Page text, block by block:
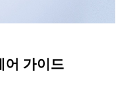
어 가이드